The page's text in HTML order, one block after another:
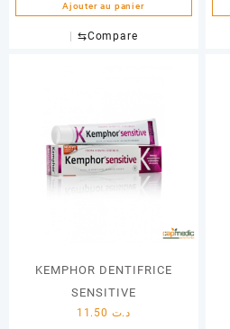
Ajouter au panier
⇆Compare
KEMPHOR DENTIFRICE
SENSITIVE
د.ت